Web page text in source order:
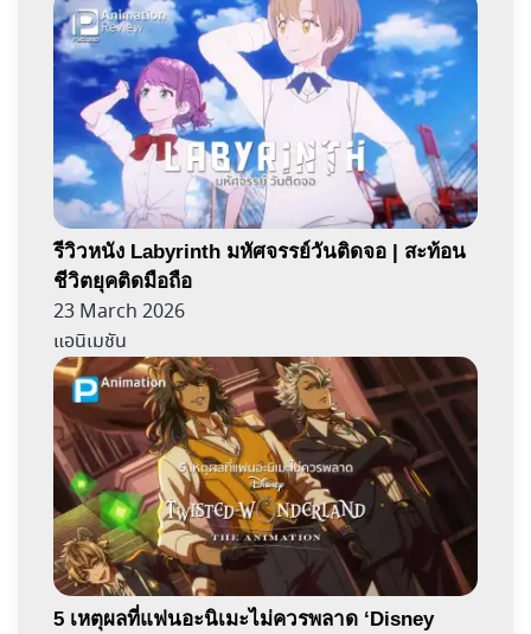
รีวิวหนัง Labyrinth มหัศจรรย์วันติดจอ | สะท้อน
ชีวิตยุคติดมือถือ
23 March 2026
แอนิเมชัน
5 เหตุผลที่แฟนอะนิเมะไม่ควรพลาด ‘Disney